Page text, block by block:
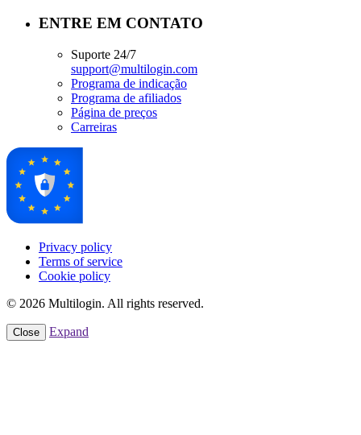
ENTRE EM CONTATO
Suporte 24/7
support@multilogin.com
Programa de indicação
Programa de afiliados
Página de preços
Carreiras
Privacy policy
Terms of service
Cookie policy
© 2026 Multilogin. All rights reserved.
Close Expand